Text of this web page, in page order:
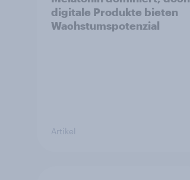
digitale Produkte bieten
Wachstumspotenzial
Artikel